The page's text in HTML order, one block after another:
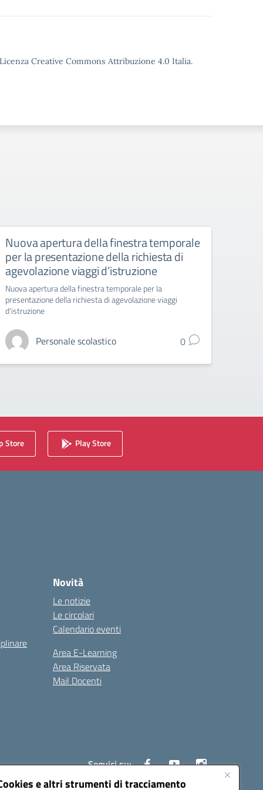
e altri strumenti di tracciamento
Creative Commons Attribuzione 4.0 Italia.
Nuova apertura della finestra temporale
per la presentazione della richiesta di
agevolazione viaggi d’istruzione
Nuova apertura della finestra temporale per la
presentazione della richiesta di agevolazione viaggi
d'istruzione
Personale scolastico 0
Store Play Store
Novità
Le notizie
Le circolari
Calendario eventi
Area E-Learning
Area Riservata
Mail Docenti
Seguici su: